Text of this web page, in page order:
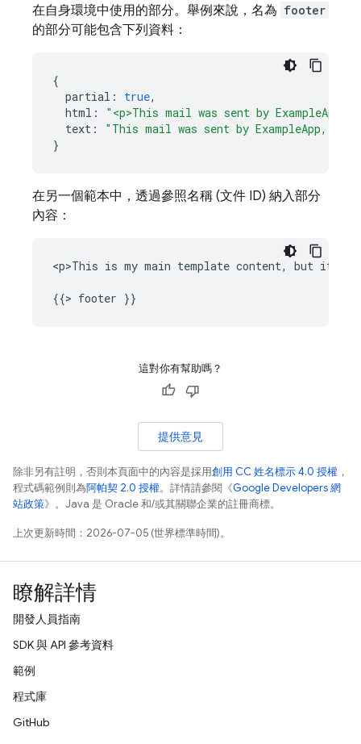
在自身環境中使用的部分。舉例來說，名為 footer
的部分可能包含下列資料：
{
partial : true,
html :
"<p>This mail was sent by
text :
"This mail was sent by ExampleApp,
}
在另一個範本中，透過參照名稱 (文件 ID) 納入部分
內容：
<p>This is my main template content, but it will
這對你有幫助嗎？
提供意見
除非另有註明，否則本頁面中的內容是採用創用 CC 姓名標示 4.0 授權 ，
程式碼範例則為阿帕契 2.0 授權。詳情請參閱《Google Developers 網
站政策》。Java 是 Oracle 和/或其關聯企業的註冊商標。
上次更新時間：2026-07-05 (世界標準時間)。
瞭解詳情
開發人員指南
SDK 與 API 參考資料
範例
程式庫
GitHub